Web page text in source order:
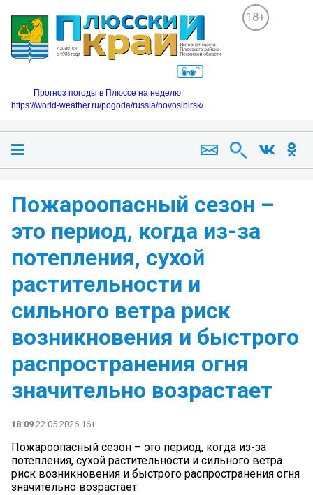
18+
Прогноз погоды в Плюссе на неделю
https://world-weather.ru/pogoda/russia/novosibirsk/
Пожароопасный сезон –
это период, когда из-за
потепления, сухой
растительности и
сильного ветра риск
возникновения и быстрого
распространения огня
значительно возрастает
18:09 22.05.2026 16+
Пожароопасный сезон – это период, когда из-за
потепления, сухой растительности и сильного ветра
риск возникновения и быстрого распространения огня
значительно возрастает